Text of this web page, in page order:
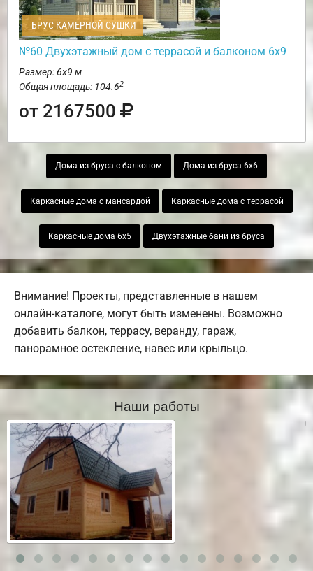
БРУС КАМЕРНОЙ СУШКИ
№60 Двухэтажный дом с террасой и балконом 6х9
Размер: 6х9 м
Общая площадь: 104.62
от 2167500
Дома из бруса с балконом Дома из бруса 6х6
Каркасные дома с мансардой Каркасные дома с террасой
Каркасные дома 6х5 Двухэтажные бани из бруса
Внимание! Проекты, представленные в нашем
онлайн-каталоге, могут быть изменены. Возможно
добавить балкон, террасу, веранду, гараж,
панорамное остекление, навес или крыльцо.
Наши работы